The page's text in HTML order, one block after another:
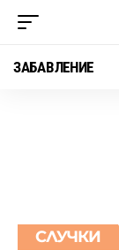
ЗАБАВЛЕНИЕ
СЛУЧКИ